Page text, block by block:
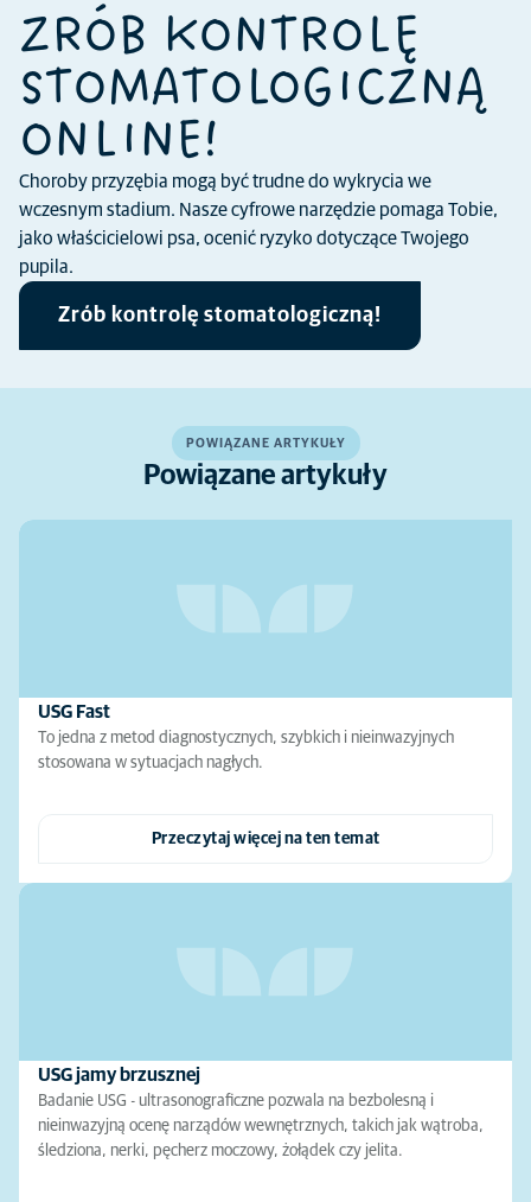
ZRÓB KONTROLĘ
STOMATOLOGICZNĄ
ONLINE!
Choroby przyzębia mogą być trudne do wykrycia we
wczesnym stadium. Nasze cyfrowe narzędzie pomaga Tobie,
jako właścicielowi psa, ocenić ryzyko dotyczące Twojego
pupila.
Zrób kontrolę stomatologiczną!
POWIĄZANE ARTYKUŁY
Powiązane artykuły
USG Fast
To jedna z metod diagnostycznych, szybkich i nieinwazyjnych
stosowana w sytuacjach nagłych.
Przeczytaj więcej na ten temat
USG jamy brzusznej
Badanie USG - ultrasonograficzne pozwala na bezbolesną i
nieinwazyjną ocenę narządów wewnętrznych, takich jak wątroba,
śledziona, nerki, pęcherz moczowy, żołądek czy jelita.